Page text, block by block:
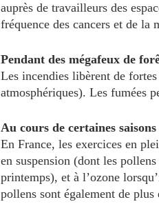
auprès de travailleurs des
fréquence des cancers et de la
Pendant des mégafeux de
Les incendies libèrent de
atmosphériques). Les fumées
Au cours de certaines saisons
En France, les exercices en
en suspension (dont les
printemps), et à l’ozone
pollens sont également de